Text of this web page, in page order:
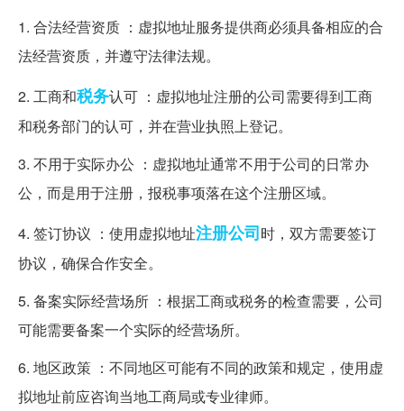
1. 合法经营资质 ：虚拟地址服务提供商必须具备相应的合
法经营资质，并遵守法律法规。
2. 工商和税务认可 ：虚拟地址注册的公司需要得到工商
和税务部门的认可，并在营业执照上登记。
3. 不用于实际办公 ：虚拟地址通常不用于公司的日常办
公，而是用于注册，报税事项落在这个注册区域。
4. 签订协议 ：使用虚拟地址注册公司时，双方需要签订
协议，确保合作安全。
5. 备案实际经营场所 ：根据工商或税务的检查需要，公司
可能需要备案一个实际的经营场所。
6. 地区政策 ：不同地区可能有不同的政策和规定，使用虚
拟地址前应咨询当地工商局或专业律师。